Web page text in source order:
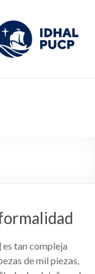
Latina de la PUCP
tan compleja
de mil piezas,